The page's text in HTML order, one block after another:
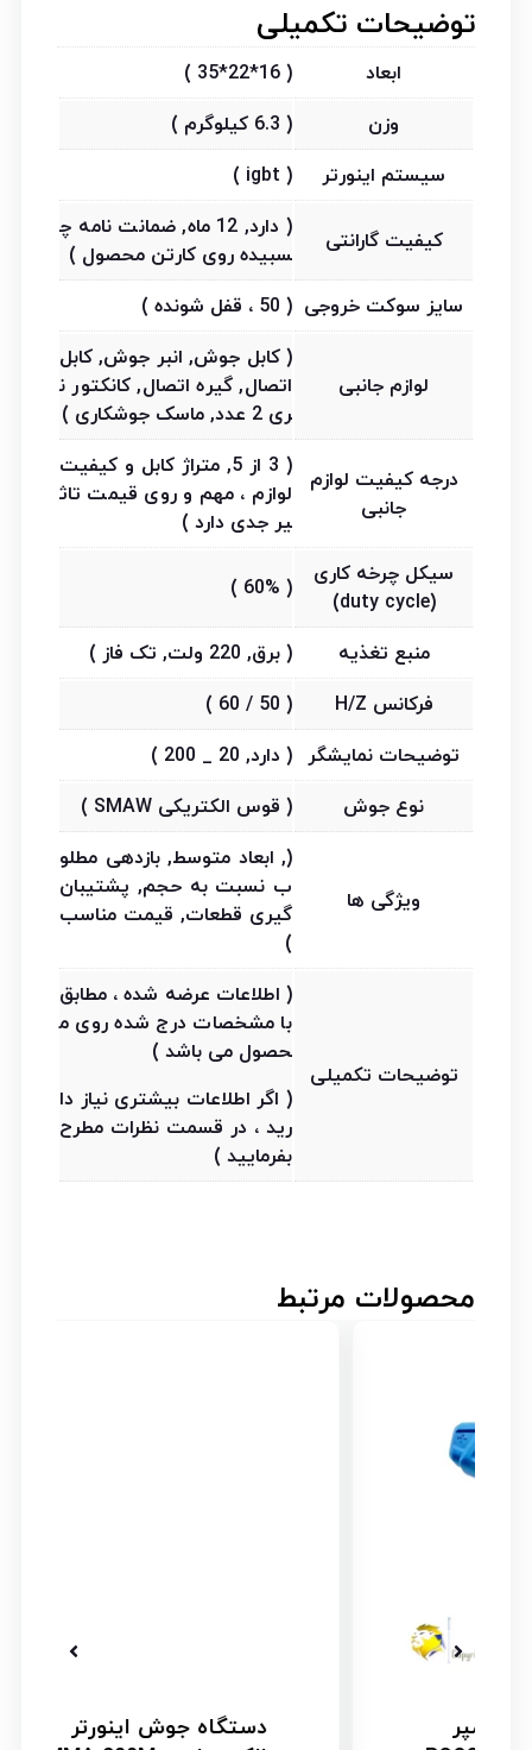
توضیحات تکمیلی
ابعاد
( 16*22*35 )
وزن
( 6.3 کیلوگرم )
سیستم اینورتر
( igbt )
کیفیت گارانتی
( دارد, 12 ماه, ضمانت نامه چ
سبیده روی کارتن محصول )
سایز سوکت خروجی ( 50 ، قفل شونده )
لوازم جانبی
( کابل جوش, انبر جوش, کابل
اتصال, گیره اتصال, کانکتور ن
ری 2 عدد, ماسک جوشکاری )
درجه کیفیت لوازم
جانبی
( 3 از 5, متراژ کابل و کیفیت
لوازم ، مهم و روی قیمت تاث
یر جدی دارد )
سیکل چرخه کاری
(duty cycle)
( 60% )
منبع تغذیه
( برق, 220 ولت, تک فاز )
فرکانس H/Z
( 50 / 60 )
توضیحات نمایشگر
( دارد, 20 _ 200 )
نوع جوش
( قوس الکتریکی SMAW )
ویژگی ها
(, ابعاد متوسط, بازدهی مطلو
ب نسبت به حجم, پشتیبان
گیری قطعات, قیمت مناسب
)
توضیحات تکمیلی
( اطلاعات عرضه شده ، مطابق
با مشخصات درج شده روی م
حصول می باشد )
( اگر اطلاعات بیشتری نیاز دا
رید ، در قسمت نظرات مطرح
بفرمایید )
محصولات مرتبط
دستگاه جوش اینورتر